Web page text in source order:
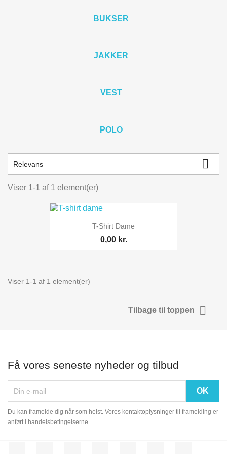
BUKSER
JAKKER
VEST
POLO
Relevans 
Viser 1-1 af 1 element(er)
T-Shirt Dame
0,00 kr.
Viser 1-1 af 1 element(er)
Tilbage til toppen 
Få vores seneste nyheder og tilbud
Du kan framelde dig når som helst. Vores kontaktoplysninger til framelding er
anført i handelsbetingelserne.